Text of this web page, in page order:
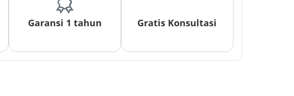
Garansi 1 tahun Gratis Konsultasi